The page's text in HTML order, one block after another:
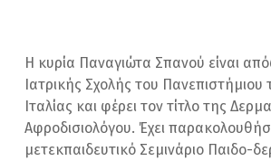
Η κυρία Παναγιώτα Σπανού είναι
Ιατρικής Σχολής του Πανεπιστήμιου
Ιταλίας και φέρει τον τίτλο της
Αφροδισιολόγου. Έχει
μετεκπαιδευτικό Σεμινάριο Παιδο-